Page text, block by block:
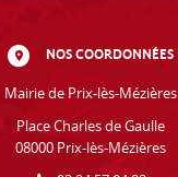
NOS COORDONNÉES
Mairie de Prix-lès-Mézières
Place Charles de Gaulle
08000 Prix-lès-Mézières